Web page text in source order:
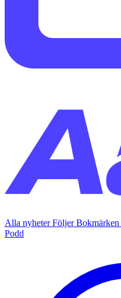
Alla nyheterFöljerBokmärken
Podd